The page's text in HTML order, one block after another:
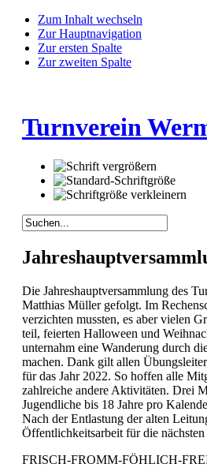
Zum Inhalt wechseln
Zur Hauptnavigation
Zur ersten Spalte
Zur zweiten Spalte
Turnverein
Die Jahreshauptversammlung des
Matthias Müller gefolgt. Im
verzichten mussten, es aber vielen
teil, feierten Halloween und
unternahm eine Wanderung durch
machen. Dank gilt allen
für das Jahr 2022. So hoffen alle
zahlreiche andere Aktivitäten. Drei
Jugendliche bis 18 Jahre pro
Nach der Entlastung der alten
Öffentlichkeitsarbeit für die
FRISCH-FROMM-FÖHLICH-